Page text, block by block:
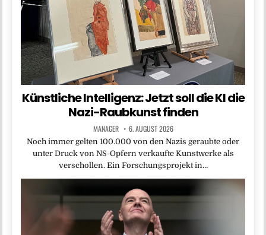
Künstliche Intelligenz: Jetzt soll die KI die
Nazi-Raubkunst finden
MANAGER 6. AUGUST 2026
Noch immer gelten 100.000 von den Nazis geraubte oder
unter Druck von NS-Opfern verkaufte Kunstwerke als
verschollen. Ein Forschungsprojekt in…